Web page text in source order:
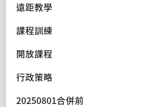
遠距教學
課程訓練
開放課程
行政策略
20250801合併前